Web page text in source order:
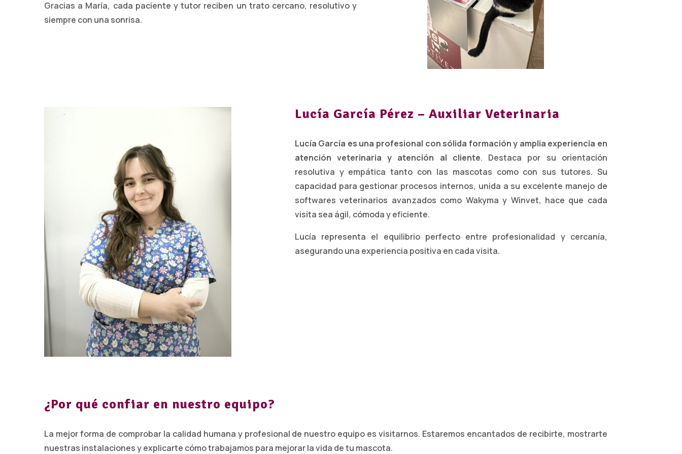
Gracias a María, cada paciente y tutor reciben un trato cercano, resolutivo y
siempre con una sonrisa.
Lucía García Pérez – Auxiliar Veterinaria
Lucía García es una profesional con sólida formación y amplia experiencia en
atención veterinaria y atención al cliente. Destaca por su orientación
resolutiva y empática tanto con las mascotas como con sus tutores. Su
capacidad para gestionar procesos internos, unida a su excelente manejo de
softwares veterinarios avanzados como Wakyma y Winvet, hace que cada
visita sea ágil, cómoda y eficiente.
Lucía representa el equilibrio perfecto entre profesionalidad y cercanía,
asegurando una experiencia positiva en cada visita.
¿Por qué confiar en nuestro equipo?
La mejor forma de comprobar la calidad humana y profesional de nuestro equipo es visitarnos. Estaremos encantados de recibirte, mostrarte
nuestras instalaciones y explicarte cómo trabajamos para mejorar la vida de tu mascota.